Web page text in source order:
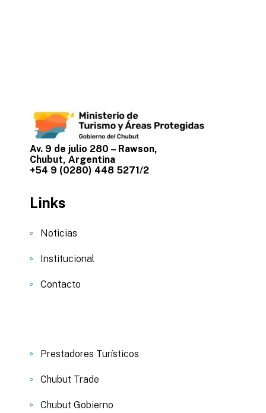
Av. 9 de julio 280 – Rawson,
Chubut, Argentina
+54 9 (0280) 448 5271/2
Links
Noticias
Institucional
Contacto
Prestadores Turísticos
Chubut Trade
Chubut Gobierno